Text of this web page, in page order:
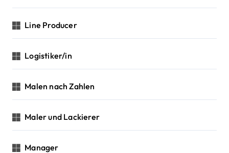
Line Producer
Logistiker/in
Malen nach Zahlen
Maler und Lackierer
Manager